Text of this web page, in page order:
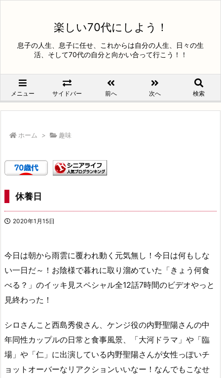
楽しい70代にしよう！
息子の人生、息子に任せ、これからは自分の人生、日々の生
活、そして70代の自分と向かい合って行こう！！
メニュー サイドバー 前へ 次へ 検索
ホーム > 趣味
休養日
2020年1月15日
今日は朝から雨雲に覆われ動く元気無し！今日は何もしな
い一日だ～！お陰様で暮れに取り溜めていた「きょう何食
べる？」のイッキ見スペシャル全12話7時間のビデオやっと
見終わった！
シロさんこと西島秀俊さん、ケンジ役の内野聖陽さんの中
年同性カップルの日常と食事風景、「大河ドラマ」や「臨
場」や「仁」に出演している内野聖陽さんが女性っぽいチ
ョットオーバーなリアクションいいなー！なんでもこなせ